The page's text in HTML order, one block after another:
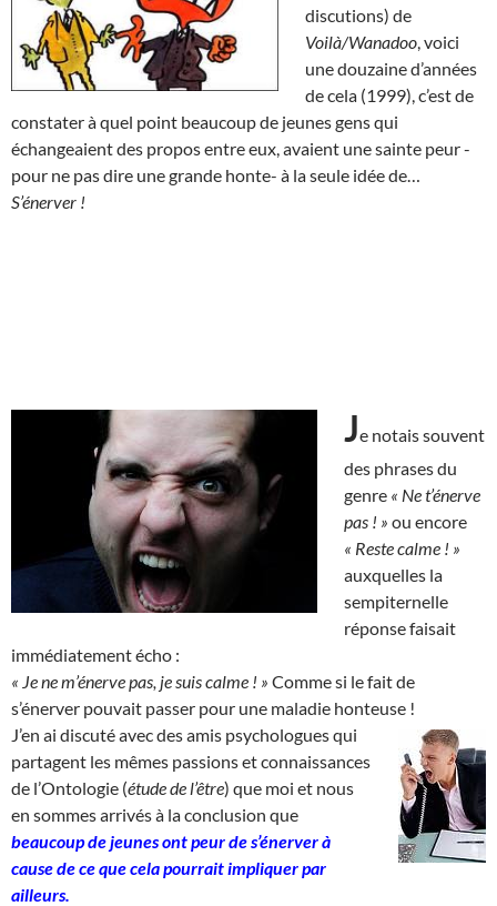
discutions) de
Voilà/Wanadoo , voici
une douzaine d’années
de cela (1999), c’est de
constater à quel point beaucoup de jeunes gens qui
échangeaient des propos entre eux, avaient une sainte peur -
pour ne pas dire une grande honte- à la seule idée de…
S’énerver !
Je notais souvent
des phrases du
genre « Ne t’énerve
pas ! » ou encore
« Reste calme ! »
auxquelles la
sempiternelle
réponse faisait
immédiatement écho :
« Je ne m’énerve pas, je suis calme ! » Comme si le fait de
s’énerver pouvait passer pour une maladie honteuse !
J’en ai discuté avec des amis psychologues qui
partagent les mêmes passions et connaissances
de l’Ontologie (étude de l’être) que moi et nous
en sommes arrivés à la conclusion que
beaucoup de jeunes ont peur de s’énerver à
cause de ce que cela pourrait impliquer par
ailleurs.